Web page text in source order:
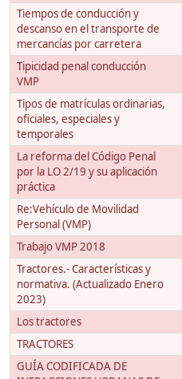
Tiempos de conducción y
descanso en el transporte de
mercancías por carretera
Tipicidad penal conducción
VMP
Tipos de matrículas ordinarias,
oficiales, especiales y
temporales
La reforma del Código Penal
por la LO 2/19 y su aplicación
práctica
Re:Vehículo de Movilidad
Personal (VMP)
Trabajo VMP 2018
Tractores.- Características y
normativa. (Actualizado Enero
2023)
Los tractores
TRACTORES
GUÍA CODIFICADA DE